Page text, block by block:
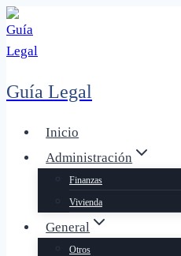
Saltar
al
contenido
Guía Legal
Inicio
Administración
Finanzas
Vivienda
General
Otros